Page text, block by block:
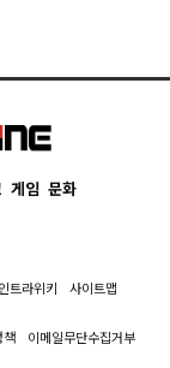
게임 문화
인트라위키 사이트맵
책 이메일무단수집거부